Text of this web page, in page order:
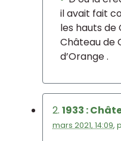
il avait fait
les hauts de
Château de
d’Orange .
2. 1933 :
mars 2021, 14:09,